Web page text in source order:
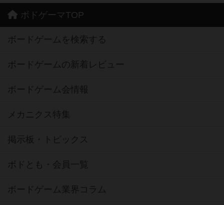
ボドゲーマTOP
ボードゲームを検索する
ボードゲームの新着レビュー
ボードゲーム会情報
メカニクス特集
掲示板・トピックス
ボドとも・会員一覧
ボードゲーム業界コラム